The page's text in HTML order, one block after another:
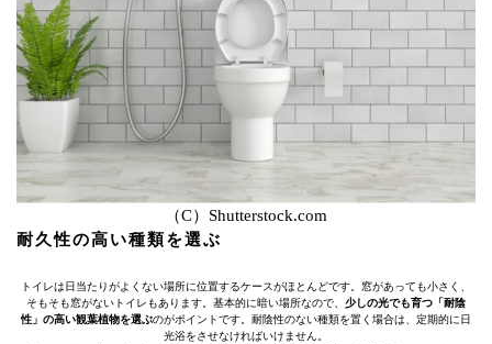
（C）Shutterstock.com
耐久性の高い種類を選ぶ
トイレは日当たりがよくない場所に位置するケースがほとんどです。窓があっても小さく、
そもそも窓がないトイレもあります。基本的に暗い場所なので、 少しの光でも育つ「耐陰
性」の高い観葉植物を選ぶのがポイントです。耐陰性のない種類を置く場合は、定期的に日
光浴をさせなければいけません。